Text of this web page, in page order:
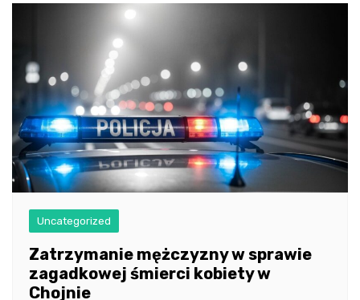
Uncategorized
Zatrzymanie mężczyzny w sprawie
zagadkowej śmierci kobiety w
Chojnie